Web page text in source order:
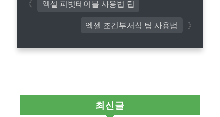
엑셀 조건부서식 팁 사용법
엑셀 피벗테이블 사용법 팁
최신글